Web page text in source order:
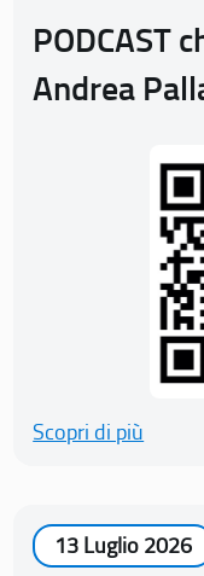
PODCAST
Andrea
Scopri di più
13 Luglio 2026